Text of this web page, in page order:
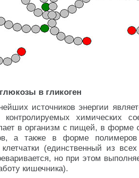
в гликоген
источников энергии
химических
в организм с пищей, в форме
а также в форме полимеров
(единственный из
но при этом
кишечника).